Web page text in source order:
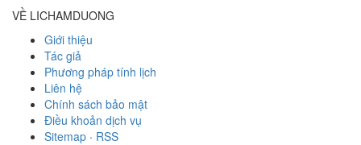
VỀ LICHAMDUONG
Giới thiệu
Tác giả
Phương pháp tính lịch
Liên hệ
Chính sách bảo mật
Điều khoản dịch vụ
Sitemap · RSS